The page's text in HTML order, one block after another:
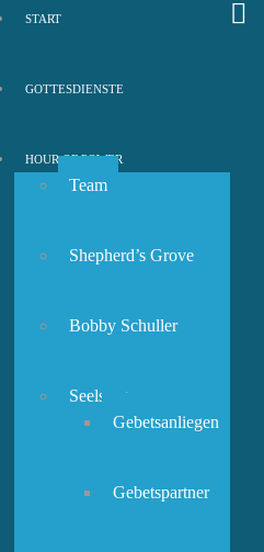
START
GOTTESDIENSTE
HOUR OF POWER
Team
Shepherd’s Grove
Bobby Schuller
Seelsorge
Gebetsanliegen
Gebetspartner